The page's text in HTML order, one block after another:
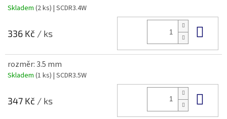
Skladem (2 ks) | SCDR3.4W
336 Kč / ks
rozměr: 3.5 mm
Skladem (1 ks) | SCDR3.5W
347 Kč / ks